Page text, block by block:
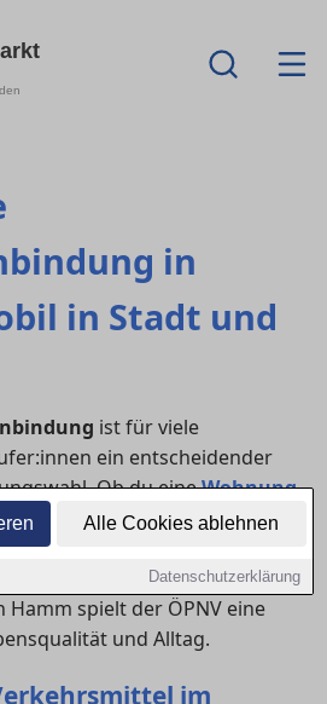
Alle Cookies ablehnen
Datenschutzerklärung
in
in Stadt und
ist für viele
ein entscheidender
Ob du eineWohnung
kaufenmöchtest – der
und Nahverkehr beeinflusst
sondern auch den
spielt der ÖPNV eine
und Alltag.
im